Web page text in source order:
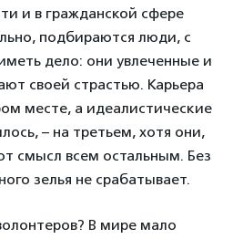
и в гражданской сфере
подбираются люди, с
дело: они увлеченные и
своей страстью. Карьера
месте, а идеалистические
– на третьем, хотя они,
смысл всем остальным. Без
зелья не срабатывает.
В мире мало